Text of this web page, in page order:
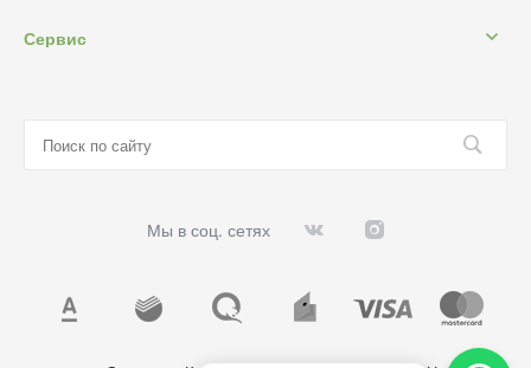
Сервис
Мы в соц. сетях